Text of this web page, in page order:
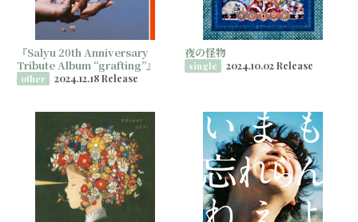
『Salyu 20th Anniversary
Tribute Album “grafting”』
other 2024.12.18 Release
夜の怪物
single 2024.10.02 Release